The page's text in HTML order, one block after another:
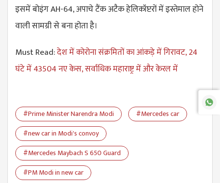
इसमें बोइंग AH-64, अपाचे टैंक अटैक हेलिकॉप्टरों में इस्तेमाल होने
वाली सामग्री से बना होता है।
Must Read:देश में कोरोना संक्रमितों का आंकड़े में गिरावट, 24
घंटे में 43504 नए केस, सर्वाधिक महाराष्ट्र में और केरल में
#Prime Minister Narendra Modi
#Mercedes car
#new car in Modi's convoy
#Mercedes Maybach S 650 Guard
#PM Modi in new car